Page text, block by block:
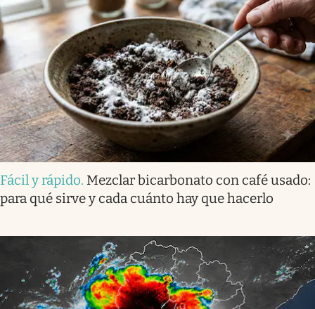
Fácil y rápido. Mezclar bicarbonato con café usado:
para qué sirve y cada cuánto hay que hacerlo